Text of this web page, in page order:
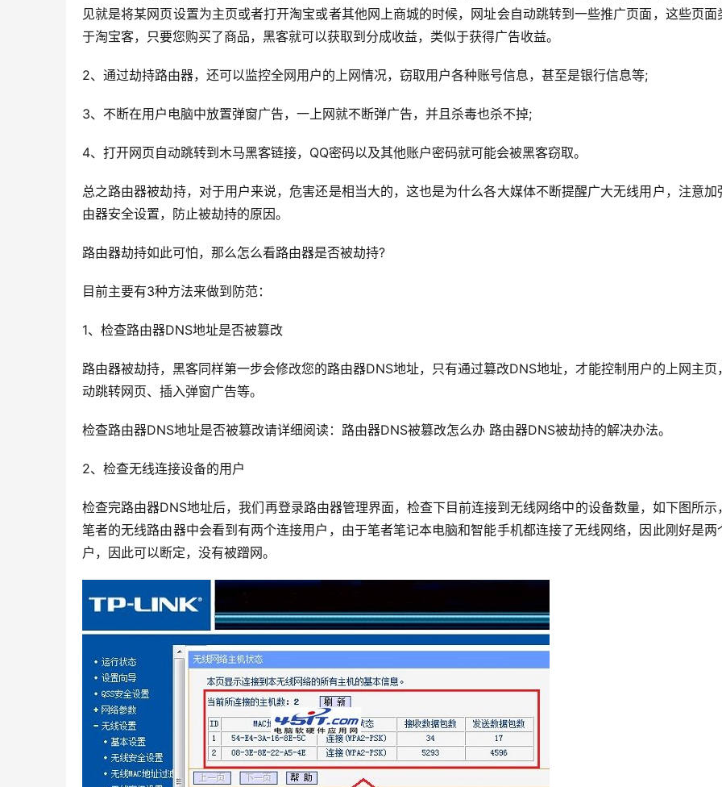
见就是将某网页设置为主页或者打开淘宝或者其他网上商城的时候，网址会自动跳转到一些推广页面，这些页面
于淘宝客，只要您购买了商品，黑客就可以获取到分成收益，类似于获得广告收益。
2、通过劫持路由器，还可以监控全网用户的上网情况，窃取用户各种账号信息，甚至是银行信息等;
3、不断在用户电脑中放置弹窗广告，一上网就不断弹广告，并且杀毒也杀不掉;
4、打开网页自动跳转到木马黑客链接，QQ密码以及其他账户密码就可能会被黑客窃取。
总之路由器被劫持，对于用户来说，危害还是相当大的，这也是为什么各大媒体不断提醒广大无线用户，注意加
由器安全设置，防止被劫持的原因。
路由器劫持如此可怕，那么怎么看路由器是否被劫持?
目前主要有3种方法来做到防范：
1、检查路由器DNS地址是否被篡改
路由器被劫持，黑客同样第一步会修改您的路由器DNS地址，只有通过篡改DNS地址，才能控制用户的上网主页
动跳转网页、插入弹窗广告等。
检查路由器DNS地址是否被篡改请详细阅读：路由器DNS被篡改怎么办 路由器DNS被劫持的解决办法。
2、检查无线连接设备的用户
检查完路由器DNS地址后，我们再登录路由器管理界面，检查下目前连接到无线网络中的设备数量，如下图所示
笔者的无线路由器中会看到有两个连接用户，由于笔者笔记本电脑和智能手机都连接了无线网络，因此刚好是两
户，因此可以断定，没有被蹭网。